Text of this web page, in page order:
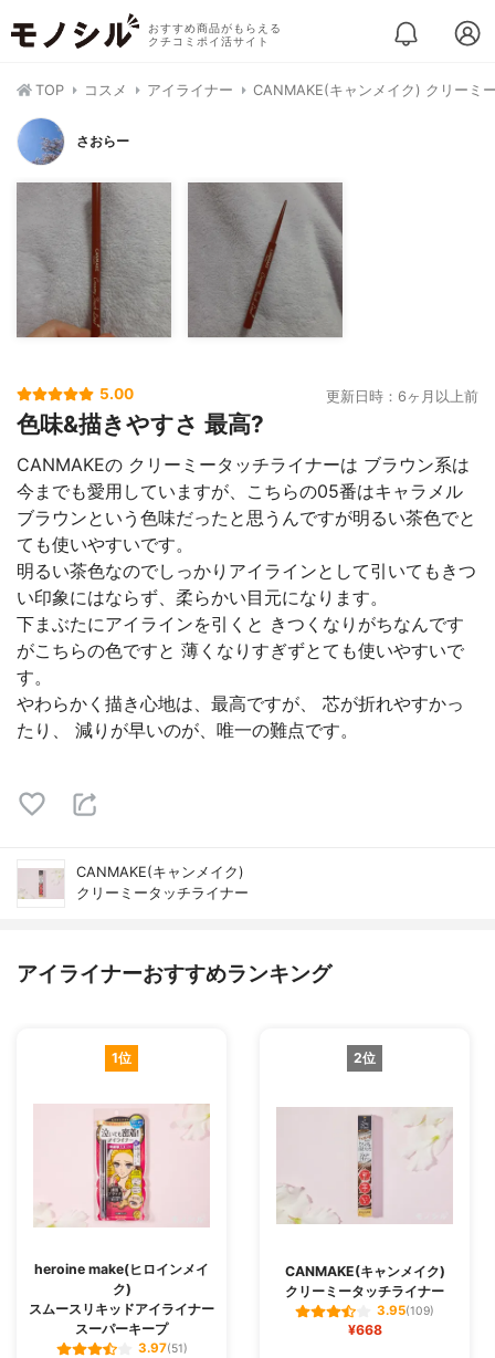
おすすめ商品がもらえる
クチコミポイ活サイト
TOP コスメ アイライナー CANMAKE(キャンメイク) クリーミ
さおらー
5.00 更新日時：6ヶ月以上前
色味&描きやすさ 最高?
CANMAKEの クリーミータッチライナーは ブラウン系は
今までも愛用していますが、こちらの05番はキャラメル
ブラウンという色味だったと思うんですが明るい茶色でと
ても使いやすいです。
明るい茶色なのでしっかりアイラインとして引いてもきつ
い印象にはならず、柔らかい目元になります。
下まぶたにアイラインを引くと きつくなりがちなんです
がこちらの色ですと 薄くなりすぎずとても使いやすいで
す。
やわらかく描き心地は、最高ですが、 芯が折れやすかっ
たり、 減りが早いのが、唯一の難点です。
CANMAKE(キャンメイク)
クリーミータッチライナー
アイライナーおすすめランキング
1位
heroine make(ヒロインメイ
ク)
スムースリキッドアイライナー
スーパーキープ
3.97(51)
2位
CANMAKE(キャンメイク)
クリーミータッチライナー
3.95(109)
¥668